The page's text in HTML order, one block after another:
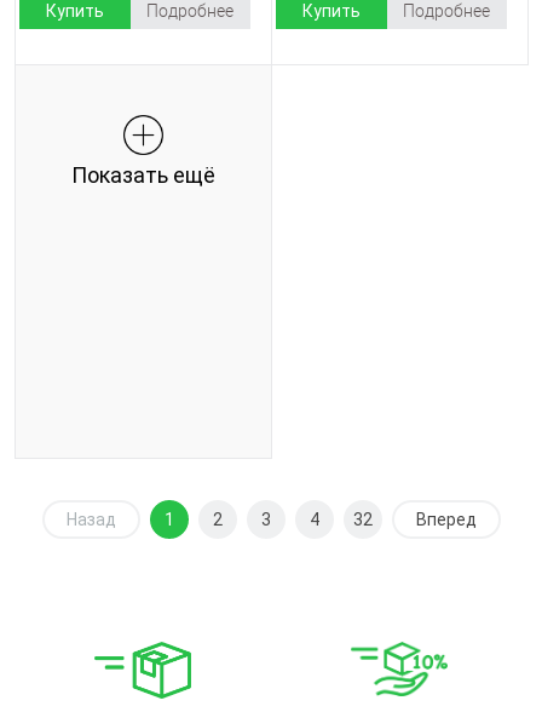
Купить Подробнее Купить Подробнее
Показать ещё
Назад 1 2 3 4 32 Вперед